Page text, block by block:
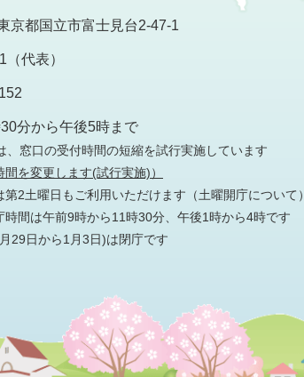
京都国立市富士見台2-47-1
代表）
分から午後5時まで
、窓口の受付時間の短縮を試行実施しています
間を変更します(試行実施)）
第2土曜日もご利用いただけます （土曜開庁について）
時間は午前9時から11時30分、午後1時から4時です
29日から1月3日)は閉庁です